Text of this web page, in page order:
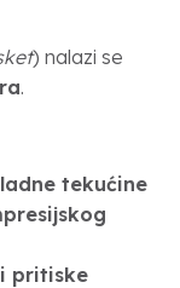
) nalazi se
.
tekućine
pritiske